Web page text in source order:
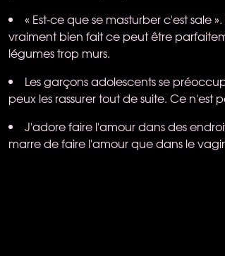
« Est-ce que se masturber c'est sale
vraiment bien fait ce peut être
légumes trop murs.
Les garçons adolescents se
peux les rassurer tout de suite. Ce n'est
J'adore faire l'amour dans des
marre de faire l'amour que dans le